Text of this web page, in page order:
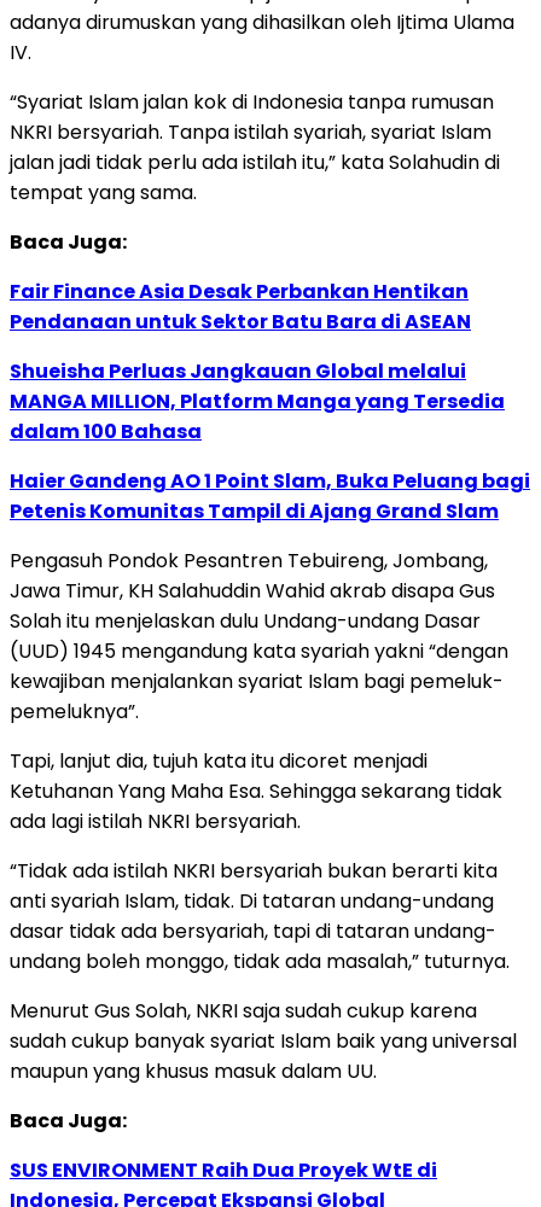
adanya dirumuskan yang dihasilkan oleh Ijtima Ulama
IV.
“Syariat Islam jalan kok di Indonesia tanpa rumusan
NKRI bersyariah. Tanpa istilah syariah, syariat Islam
jalan jadi tidak perlu ada istilah itu,” kata Solahudin di
tempat yang sama.
Baca Juga:
Fair Finance Asia Desak Perbankan Hentikan
Pendanaan untuk Sektor Batu Bara di ASEAN
Shueisha Perluas Jangkauan Global melalui
MANGA MILLION, Platform Manga yang Tersedia
dalam 100 Bahasa
Haier Gandeng AO 1 Point Slam, Buka Peluang bagi
Petenis Komunitas Tampil di Ajang Grand Slam
Pengasuh Pondok Pesantren Tebuireng, Jombang,
Jawa Timur, KH Salahuddin Wahid akrab disapa Gus
Solah itu menjelaskan dulu Undang-undang Dasar
(UUD) 1945 mengandung kata syariah yakni “dengan
kewajiban menjalankan syariat Islam bagi pemeluk-
pemeluknya”.
Tapi, lanjut dia, tujuh kata itu dicoret menjadi
Ketuhanan Yang Maha Esa. Sehingga sekarang tidak
ada lagi istilah NKRI bersyariah.
“Tidak ada istilah NKRI bersyariah bukan berarti kita
anti syariah Islam, tidak. Di tataran undang-undang
dasar tidak ada bersyariah, tapi di tataran undang-
undang boleh monggo, tidak ada masalah,” tuturnya.
Menurut Gus Solah, NKRI saja sudah cukup karena
sudah cukup banyak syariat Islam baik yang universal
maupun yang khusus masuk dalam UU.
Baca Juga:
SUS ENVIRONMENT Raih Dua Proyek WtE di
Indonesia, Percepat Ekspansi Global